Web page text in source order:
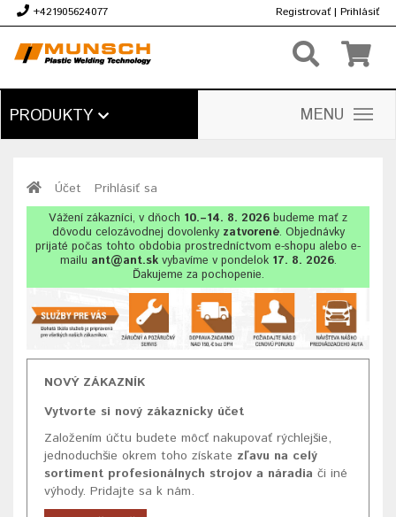
+421905624077 Registrovať | Prihlásiť
PRODUKTY MENU
Účet Prihlásiť sa
Vážení zákazníci, v dňoch 10.–14. 8. 2026 budeme mať z
dôvodu celozávodnej dovolenkyzatvorené. Objednávky
prijaté počas tohto obdobia prostredníctvom e-shopu alebo e-
mailu ant@ant.skvybavíme v pondelok 17. 8. 2026.
Ďakujeme za pochopenie.
NOVÝ ZÁKAZNÍK
Vytvorte si nový zákaznícky účet
Založením účtu budete môcť nakupovať rýchlejšie,
jednoduchšie okrem toho získate zľavu na celý
sortiment profesionálnych strojov a náradia či iné
výhody. Pridajte sa k nám.